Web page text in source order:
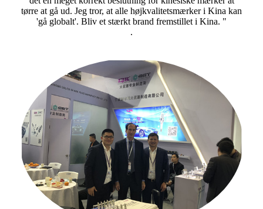
tørre at gå ud. Jeg tror, ​​at alle højkvalitetsmærker i Kina kan
'gå globalt'. Bliv et stærkt brand fremstillet i Kina. "
.